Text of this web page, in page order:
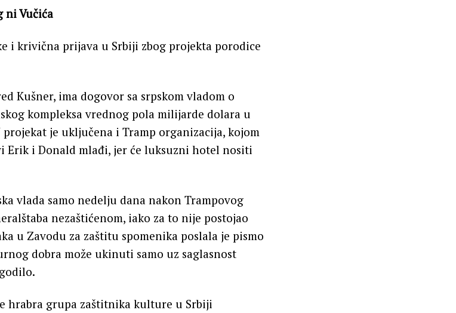
ni Vučića
i krivična prijava u Srbiji zbog projekta porodice
Kušner, ima dogovor sa srpskom vladom o
kompleksa vrednog pola milijarde dolara u
je uključena i Tramp organizacija, kojom
Erik i Donald mlađi, jer će luksuzni hotel nositi
vlada samo nedelju dana nakon Trampovog
nezaštićenom, iako za to nije postojao
u Zavodu za zaštitu spomenika poslala je pismo
dobra može ukinuti samo uz saglasnost
hrabra grupa zaštitnika kulture u Srbiji